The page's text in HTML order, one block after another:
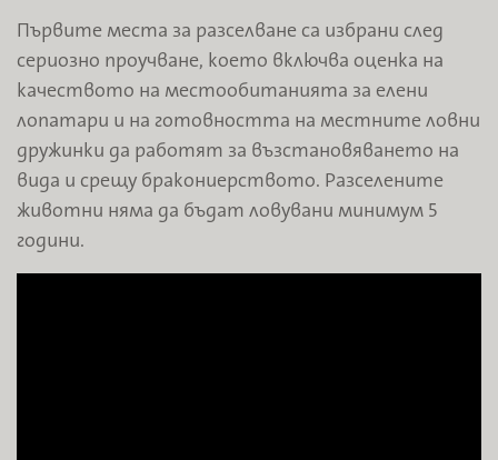
Първите места за разселване са избрани след
сериозно проучване, което включва оценка на
качеството на местообитанията за елени
лопатари и на готовността на местните ловни
дружинки да работят за възстановяването на
вида и срещу бракониерството. Разселените
животни няма да бъдат ловувани минимум 5
години.